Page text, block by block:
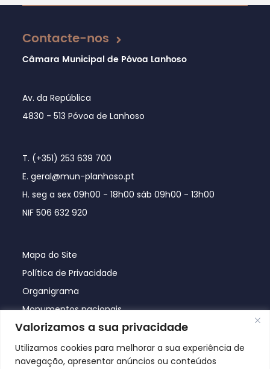
Valorizamos a sua privacidade
Utilizamos cookies para melhorar a sua experiência de
navegação, apresentar anúncios ou conteúdos
Atualizado em 05/12/2019
Contacte-nos
Câmara Municipal de Póvoa Lanhoso
Av. da República
4830 - 513 Póvoa de Lanhoso
T. (+351) 253 639 700
E. geral@mun-planhoso.pt
H. seg a sex 09h00 - 18h00 sáb 09h00 - 13h00
NIF 506 632 920
Mapa do Site
Política de Privacidade
Organigrama
Monumentos nacionais